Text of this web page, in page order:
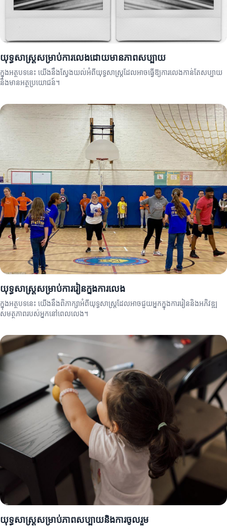
យុទ្ធសាស្ត្រសម្រាប់ការលេងដោយមានភាពសប្បាយ
ក្នុងអត្ថបទនេះ យើងនឹងស្វែងយល់អំពីយុទ្ធសាស្ត្រដែលអាចធ្វើឱ្យការលេងកាន់តែសប្បាយ
និងមានអត្ថប្រយោជន៍។
យុទ្ធសាស្ត្រសម្រាប់ការរៀនក្នុងការលេង
ក្នុងអត្ថបទនេះ យើងនឹងពិភាក្សាអំពីយុទ្ធសាស្ត្រដែលអាចជួយអ្នកក្នុងការរៀននិងអភិវឌ្ឍ
សមត្ថភាពរបស់អ្នកនៅពេលលេង។
យុទ្ធសាស្ត្រសម្រាប់ភាពសប្បាយនិងការចូលរួម